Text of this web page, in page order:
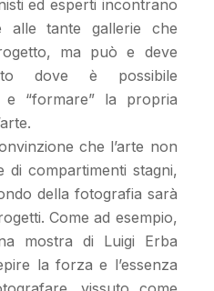
ed esperti incontrano
alle tante gallerie che
ma può e deve
dove è possibile
e “formare” la propria
che l’arte non
di compartimenti stagni,
della fotografia sarà
Come ad esempio,
mostra di Luigi Erba
la forza e l’essenza